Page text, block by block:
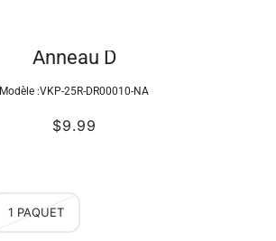
Anneau D
Modèle :VKP-25R-DR00010-NA
$9.99
1 PAQUET